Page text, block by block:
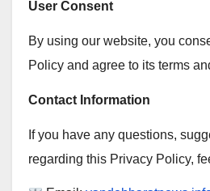
User Consent
By using our website, you
Policy and agree to its terms
Contact Information
If you have any questions,
regarding this Privacy Policy,